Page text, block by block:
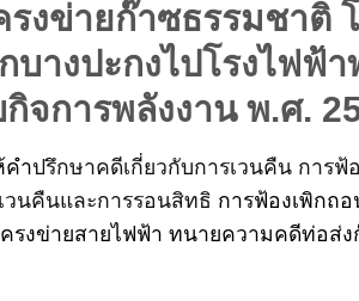
งข่ายก๊าซธรรมชาติ
างปะกงไปโรงไฟฟ้
จการพลังงาน พ.ศ.
คำปรึกษาคดีเกี่ยวกับการเวนคืน การ
วนคืนและการรอนสิทธิ การฟ้องเพิกถ
รงข่ายสายไฟฟ้า ทนายความคดีท่อส่